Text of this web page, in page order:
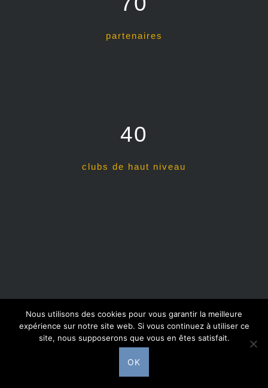
partenaires
40
clubs de haut niveau
Fièrement propulsé par WordPress |Thème Dyad
WordPress.com
Nous utilisons des cookies pour vous garantir la meilleure
expérience sur notre site web. Si vous continuez à utiliser ce
site, nous supposerons que vous en êtes satisfait.
OK